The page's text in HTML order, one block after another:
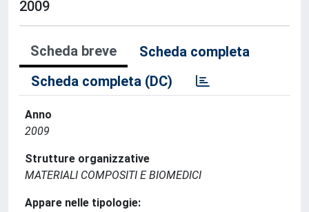
2009
Scheda breve
Scheda completa
Scheda completa (DC)
Anno
2009
Strutture organizzative
MATERIALI COMPOSITI E BIOMEDICI
Appare nelle tipologie: